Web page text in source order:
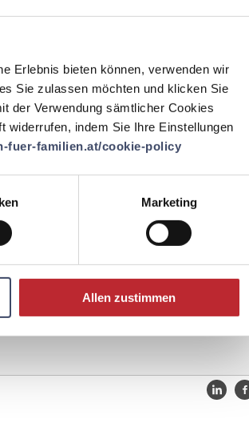
Erlebnis bieten können, verwenden wir
Sie zulassen möchten und klicken Sie
der Verwendung sämtlicher Cookies
widerrufen, indem Sie Ihre Einstellungen
fuer-familien.at/cookie-policy
Marketing
Allen zustimmen